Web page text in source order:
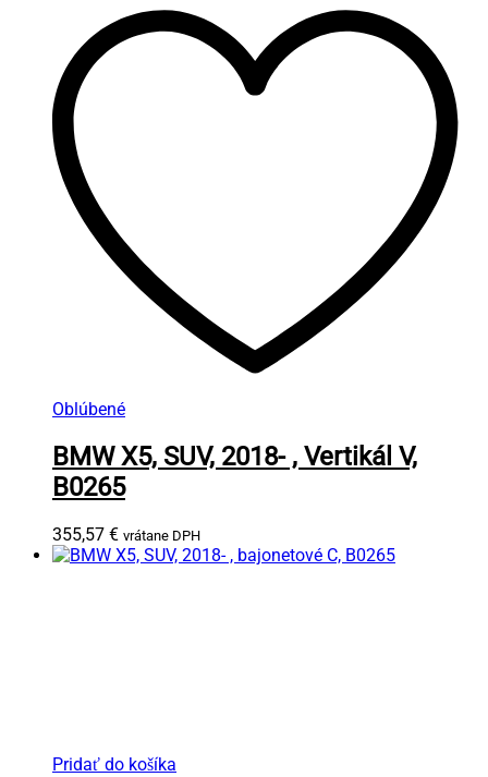
Oblúbené
BMW X5, SUV, 2018- , Vertikál V,
B0265
355,57 € vrátane DPH
Pridať do košíka